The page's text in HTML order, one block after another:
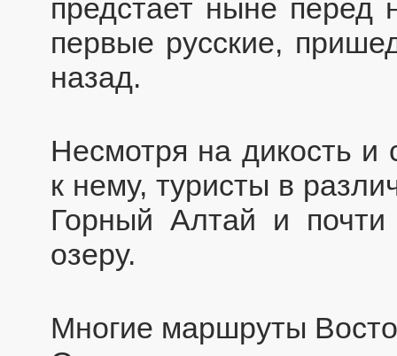
предстает ныне перед
первые русские,
назад.
Несмотря на дикость и
к нему, туристы в
Горный Алтай и почти
озеру.
Многие маршруты